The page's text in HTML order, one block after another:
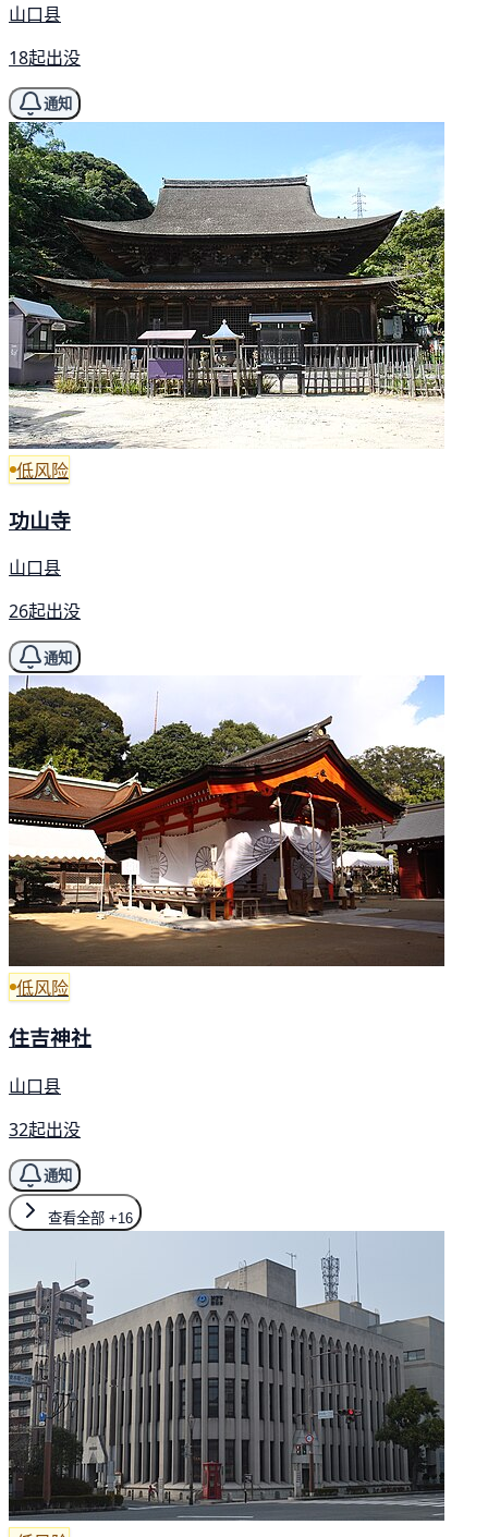
山口县
18起出没
通知
低风险
功山寺
山口县
26起出没
通知
低风险
住吉神社
山口县
32起出没
通知
查看全部 +16